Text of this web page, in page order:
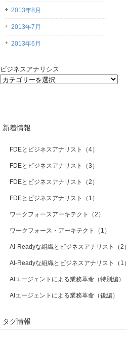
2013年8月
2013年7月
2013年6月
ビジネスアナリシス
新着情報
FDEとビジネスアナリスト（4）
FDEとビジネスアナリスト（3）
FDEとビジネスアナリスト（2）
FDEとビジネスアナリスト（1）
ワークフォースアーキテクト（2）
ワークフォース・アーキテクト（1）
AI-Readyな組織とビジネスアナリスト（2）
AI-Readyな組織とビジネスアナリスト（1）
AIエージェントによる業務革命（特別編）
AIエージェントによる業務革命（後編）
タグ情報